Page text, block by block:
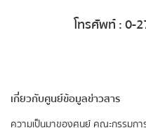
โทรศัพท์ : 0-
เกี่ยวกับศูนย์ข้อมูลข่าวสาร
ความเป็นมาของศูนย์ คณะกรรมก